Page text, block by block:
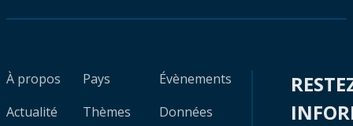
À propos
Actualité
Pays
Thèmes
Évènements
Données